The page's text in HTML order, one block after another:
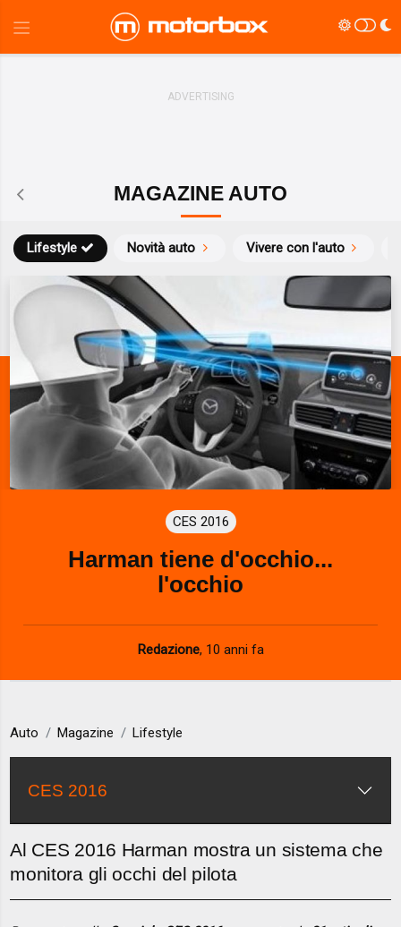
MAGAZINE AUTO
Novità auto Vivere con l'auto
Lifestyle
CES 2016
Harman tiene d'occhio...
l'occhio
Redazione, 10 anni fa
Auto Magazine Lifestyle
CES 2016
Al CES 2016 Harman mostra un sistema che
monitora gli occhi del pilota